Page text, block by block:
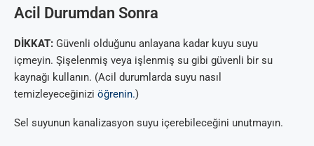
Acil Durumdan Sonra
DİKKAT: Güvenli olduğunu anlayana kadar kuyu suyu
içmeyin. Şişelenmiş veya işlenmiş su gibi güvenli bir su
kaynağı kullanın. (Acil durumlarda suyu nasıl
temizleyeceğinizi öğrenin.)
Sel suyunun kanalizasyon suyu içerebileceğini unutmayın.